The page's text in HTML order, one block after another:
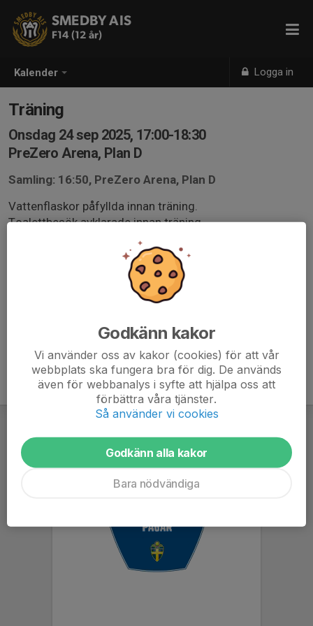
Kalender Logga in
SMEDBY AIS
F14 (12 år)
Träning
Onsdag 24 sep 2025, 17:00-18:30
PreZero Arena, Plan D
Samling: 16:50, PreZero Arena, Plan D
Vattenflaskor påfyllda innan träning.
Toalettbesök avklarade innan träning.
Godkänn kakor
Vi använder oss av kakor (cookies) för att vår
webbplats ska fungera bra för dig. De används
även för webbanalys i syfte att hjälpa oss att
förbättra våra tjänster.
Så använder vi cookies
Godkänn alla kakor
Bara nödvändiga